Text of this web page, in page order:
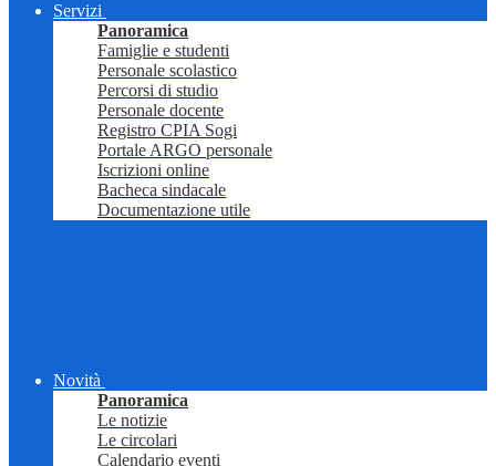
Servizi
Panoramica
Famiglie e studenti
Personale scolastico
Percorsi di studio
Personale docente
Registro CPIA Sogi
Portale ARGO personale
Iscrizioni online
Bacheca sindacale
Documentazione utile
Novità
Panoramica
Le notizie
Le circolari
Calendario eventi